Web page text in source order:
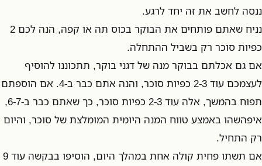
ננסה לחשב את זה יחד לרגע.
נניח שאתם פותחים את הבוקר בכוס תה או קפה, הנה לכם 2
כפיות סוכר רק בשביל ההתחלה.
אם גם אכלתם בבוקר מנה של דגני בוקר, תתכוננו להוסיף
לעצמכם עוד 2-3 כפיות סוכר, והנה אתם כבר ב-4. אם הוספתם
תפוח בהמשך, אלה עוד 2-3 כפיות סוכר, כך שאתם כבר ב-6-7,
איפהשהו באמצע טווח המנה היומית המומלצת של סוכר, והיום
רק התחיל.
אם תשתו פחית קולה אחת במהלך היום, הוסיפו בבקשה עוד 9